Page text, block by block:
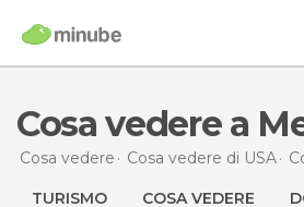
Cosa vedere a
Cosa vedere Cosa vedere di USA
TURISMO COSA VEDERE